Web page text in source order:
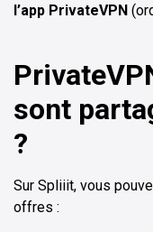
l’app PrivateVPN
sont
?
Sur Spliiit, vous
offres :